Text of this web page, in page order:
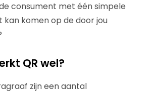
consument met één simpele
kan komen op de door jou
QR wel?
zijn een aantal